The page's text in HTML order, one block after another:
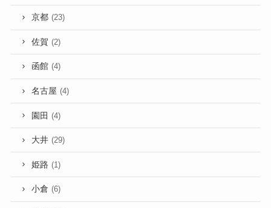
京都 (23)
佐賀 (2)
函館 (4)
名古屋 (4)
園田 (4)
大井 (29)
姫路 (1)
小倉 (6)